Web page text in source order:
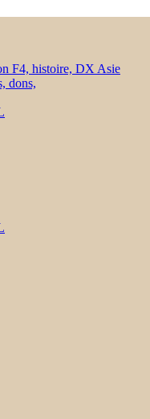
F4, histoire, DX Asie
dons,